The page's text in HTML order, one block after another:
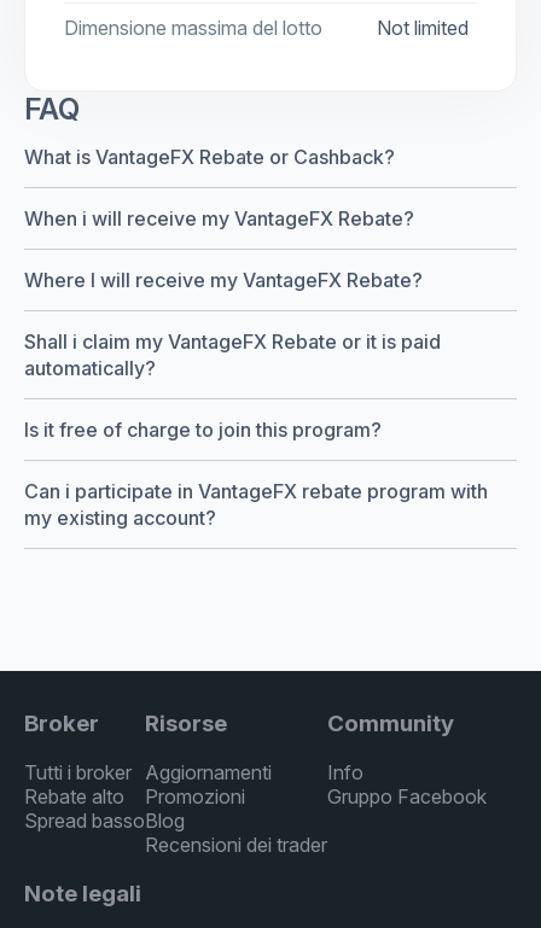
Dimensione massima del lotto Not limited
FAQ
What is VantageFX Rebate or Cashback?
When i will receive my VantageFX Rebate?
Where I will receive my VantageFX Rebate?
Shall i claim my VantageFX Rebate or it is paid
automatically?
Is it free of charge to join this program?
Can i participate in VantageFX rebate program with
my existing account?
Broker
Tutti i broker
Rebate alto
Spread basso
Risorse
Aggiornamenti
Promozioni
Blog
Recensioni dei trader
Community
Info
Gruppo Facebook
Note legali